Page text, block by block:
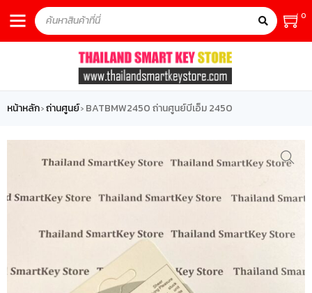
0
หน้าหลัก›ถ่านศูนย์› BATBMW2450 ถ่านศูนย์บีเอ็ม 2450